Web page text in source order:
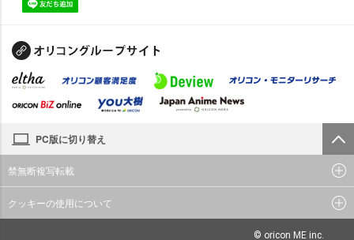
PC版に切り替え
禁無断複写転載
クッキーの使用について
© oricon ME inc.